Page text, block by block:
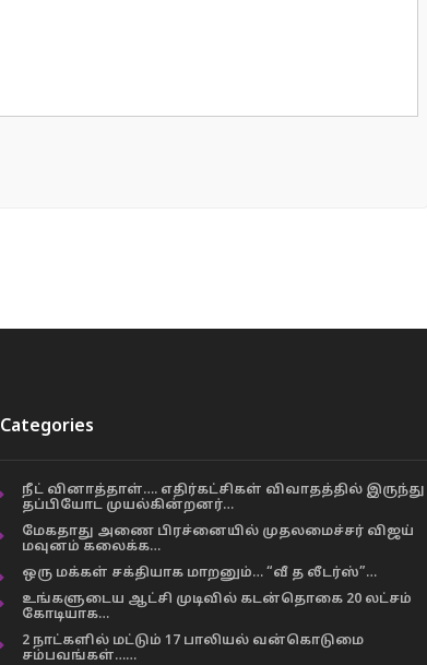
Categories
நீட் வினாத்தாள்…. எதிர்கட்சிகள் விவாதத்தில் இருந்து
தப்பியோட முயல்கின்றனர்…
மேகதாது அணை பிரச்னையில் முதலமைச்சர் விஜய்
மவுனம் கலைக்க…
ஒரு மக்கள் சக்தியாக மாறனும்… “வீ த லீடர்ஸ்”…
உங்களுடைய ஆட்சி முடிவில் கடன்தொகை 20 லட்சம்
கோடியாக…
2 நாட்களில் மட்டும் 17 பாலியல் வன்கொடுமை
சம்பவங்கள்……